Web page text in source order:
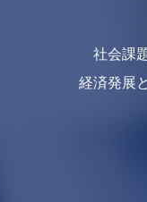
社会課
経済発展